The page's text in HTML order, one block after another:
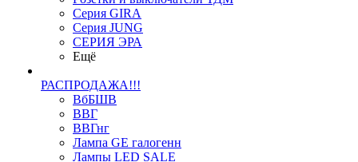
Серия GIRA
Серия JUNG
СЕРИЯ ЭРА
Ещё
РАСПРОДАЖА!!!
ВбБШВ
ВВГ
ВВГнг
Лампа GE галогенн
Лампы LED SALE